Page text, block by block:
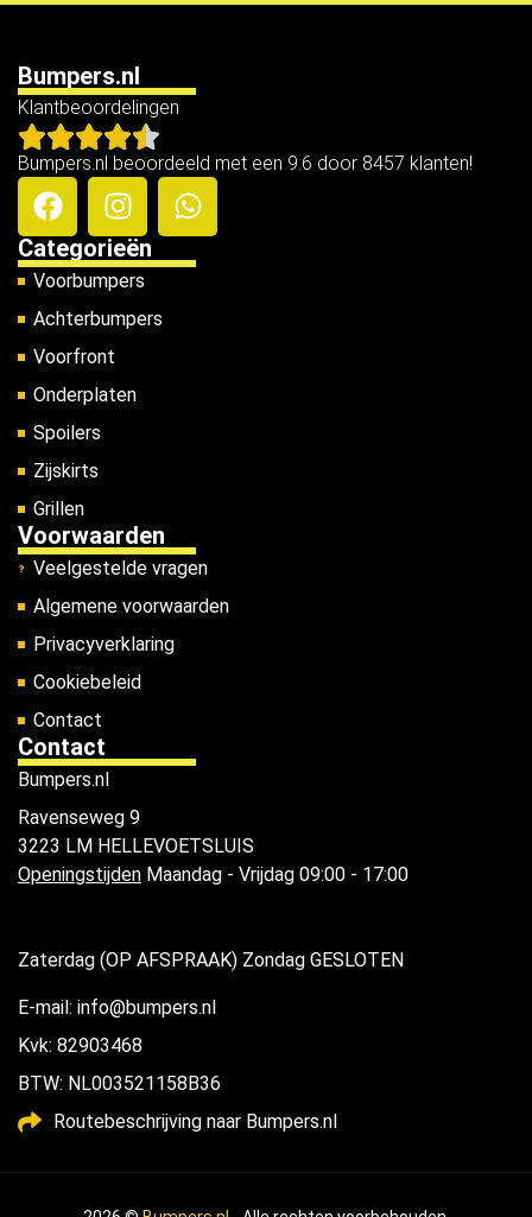
Bumpers.nl
Klantbeoordelingen
Bumpers.nl beoordeeld met een 9.6 door 8457 klanten!
Categorieën
Voorbumpers
Achterbumpers
Voorfront
Onderplaten
Spoilers
Zijskirts
Grillen
Voorwaarden
Veelgestelde vragen
Algemene voorwaarden
Privacyverklaring
Cookiebeleid
Contact
Contact
Bumpers.nl
Ravenseweg 9
3223 LM HELLEVOETSLUIS
Openingstijden Maandag - Vrijdag 09:00 - 17:00
Zaterdag (OP AFSPRAAK) Zondag GESLOTEN
E-mail: info@bumpers.nl
Kvk: 82903468
BTW: NL003521158B36
Routebeschrijving naar Bumpers.nl